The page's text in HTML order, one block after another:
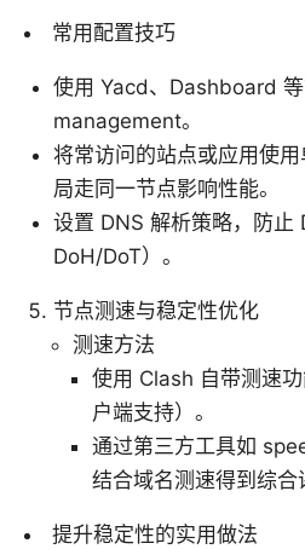
常用配置技巧
使用 Yacd、Dashboard
management。
将常访问的站点或应用使
局走同一节点影响性能。
设置 DNS 解析策略，防止
DoH/DoT）。
节点测速与稳定性优化
测速方法
使用 Clash 自带测速
户端支持）。
通过第三方工具如
结合域名测速得到综合
提升稳定性的实用做法